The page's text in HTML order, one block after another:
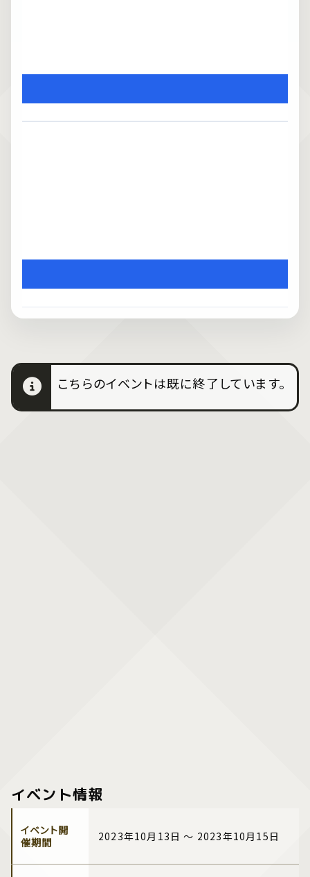
こちらのイベントは既に終了しています。
イベント情報
イベント開
催期間
2023年10月13日 ～ 2023年10月15日